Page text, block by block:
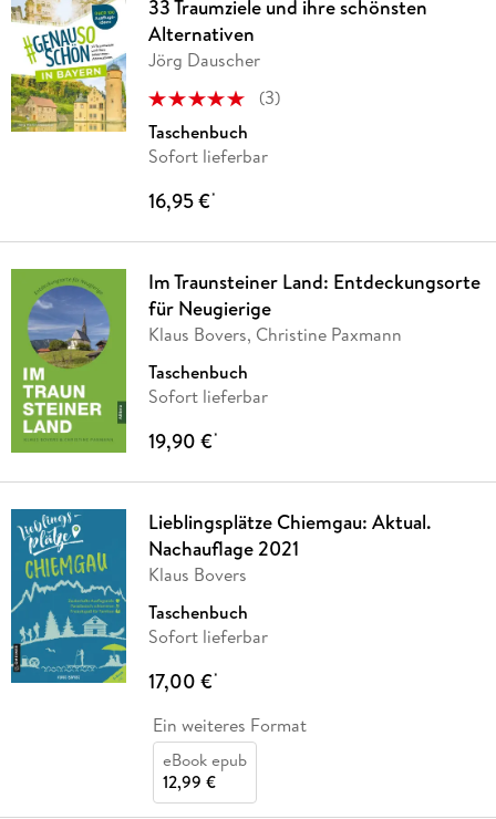
33 Traumziele und ihre schönsten
Alternativen
Jörg Dauscher
(3)
Taschenbuch
Sofort lieferbar
16,95 €*
Im Traunsteiner Land: Entdeckungsorte
für Neugierige
Klaus Bovers, Christine Paxmann
Taschenbuch
Sofort lieferbar
19,90 €*
Lieblingsplätze Chiemgau: Aktual.
Nachauflage 2021
Klaus Bovers
Taschenbuch
Sofort lieferbar
17,00 €*
Ein weiteres Format
eBook epub
12,99 €